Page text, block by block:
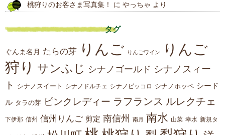
桃狩りのお客さま写真集！
に やっちゃ より
タグ
ぐんま名月 たらの芽 りんご りんごワイン
りんご
狩り サンふじ シナノゴールド シナノスィー
ト
シナノスイート シナノドルチェ シナノピッコロ シナノホッペ シード
ル タラの芽 ピンクレディー ラフランス ルレクチェ
下伊那 信州 信州りんご 剪定 南信州 南月 南水 山菜 幸水 新規タ